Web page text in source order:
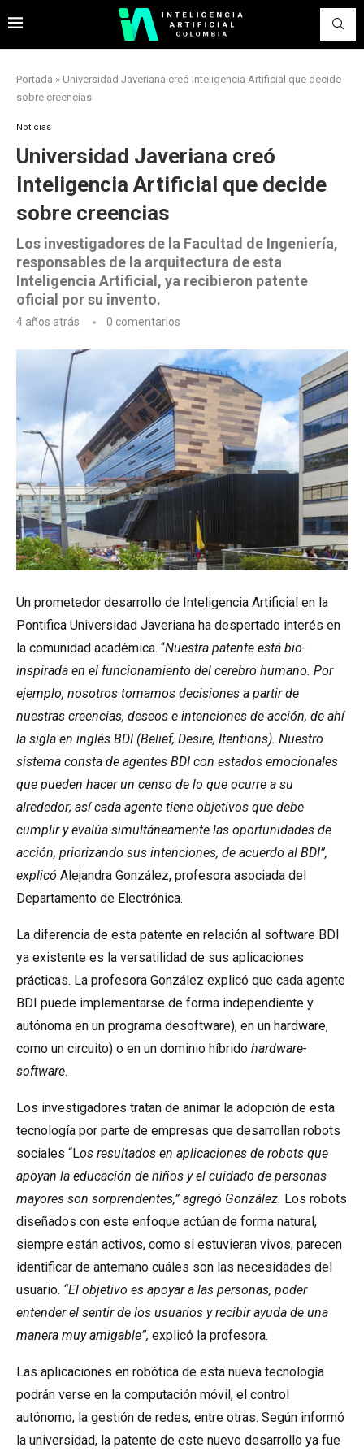
Portada » Universidad Javeriana creó Inteligencia Artificial que decide
sobre creencias
Noticias
Universidad Javeriana creó
Inteligencia Artificial que decide
sobre creencias
Los investigadores de la Facultad de Ingeniería,
responsables de la arquitectura de esta
Inteligencia Artificial, ya recibieron patente
oficial por su invento.
4 años atrás 0 comentarios
Un prometedor desarrollo de Inteligencia Artificial en la
Pontifica Universidad Javeriana ha despertado interés en
la comunidad académica. “Nuestra patente está bio-
inspirada en el funcionamiento del cerebro humano. Por
ejemplo, nosotros tomamos decisiones a partir de
nuestras creencias, deseos e intenciones de acción, de ahí
la sigla en inglés BDI (Belief, Desire, Itentions). Nuestro
sistema consta de agentes BDI con estados emocionales
que pueden hacer un censo de lo que ocurre a su
alrededor; así cada agente tiene objetivos que debe
cumplir y evalúa simultáneamente las oportunidades de
acción, priorizando sus intenciones, de acuerdo al BDI”,
explicó Alejandra González, profesora asociada del
Departamento de Electrónica.
La diferencia de esta patente en relación al software BDI
ya existente es la versatilidad de sus aplicaciones
prácticas. La profesora González explicó que cada agente
BDI puede implementarse de forma independiente y
autónoma en un programa desoftware), en un hardware,
como un circuito) o en un dominio híbrido hardware-
software.
Los investigadores tratan de animar la adopción de esta
tecnología por parte de empresas que desarrollan robots
sociales “Los resultados en aplicaciones de robots que
apoyan la educación de niños y el cuidado de personas
mayores son sorprendentes,” agregó González. Los robots
diseñados con este enfoque actúan de forma natural,
siempre están activos, como si estuvieran vivos; parecen
identificar de antemano cuáles son las necesidades del
usuario. “El objetivo es apoyar a las personas, poder
entender el sentir de los usuarios y recibir ayuda de una
manera muy amigable”, explicó la profesora.
Las aplicaciones en robótica de esta nueva tecnología
podrán verse en la computación móvil, el control
autónomo, la gestión de redes, entre otras. Según informó
la universidad, la patente de este nuevo desarrollo ya fue